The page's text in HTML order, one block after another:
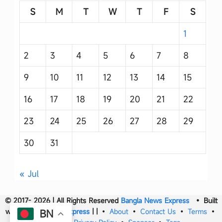
S
M T W T F
S
1
2
3 4 5 6 7
8
9
10 11 12 13 14
15
16
17 18 19 20 21
22
23
24 25 26 27 28
29
30
31
« Jul
© 2017- 2026 | All Rights Reserved Bangla News Express• Built
withBangla News Express | | • About • Contact Us • Terms •
BN